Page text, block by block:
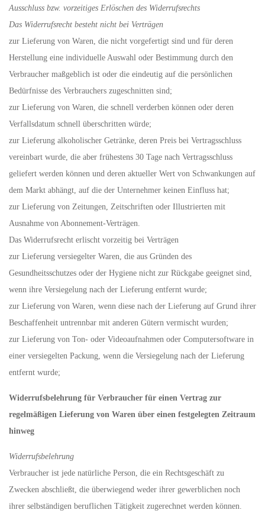
Ausschluss bzw. vorzeitiges Erlöschen des Widerrufsrechts
Das Widerrufsrecht besteht nicht bei Verträgen
zur Lieferung von Waren, die nicht vorgefertigt sind und für deren
Herstellung eine individuelle Auswahl oder Bestimmung durch den
Verbraucher maßgeblich ist oder die eindeutig auf die persönlichen
Bedürfnisse des Verbrauchers zugeschnitten sind;
zur Lieferung von Waren, die schnell verderben können oder deren
Verfallsdatum schnell überschritten würde;
zur Lieferung alkoholischer Getränke, deren Preis bei Vertragsschluss
vereinbart wurde, die aber frühestens 30 Tage nach Vertragsschluss
geliefert werden können und deren aktueller Wert von Schwankungen auf
dem Markt abhängt, auf die der Unternehmer keinen Einfluss hat;
zur Lieferung von Zeitungen, Zeitschriften oder Illustrierten mit
Ausnahme von Abonnement-Verträgen.
Das Widerrufsrecht erlischt vorzeitig bei Verträgen
zur Lieferung versiegelter Waren, die aus Gründen des
Gesundheitsschutzes oder der Hygiene nicht zur Rückgabe geeignet sind,
wenn ihre Versiegelung nach der Lieferung entfernt wurde;
zur Lieferung von Waren, wenn diese nach der Lieferung auf Grund ihrer
Beschaffenheit untrennbar mit anderen Gütern vermischt wurden;
zur Lieferung von Ton- oder Videoaufnahmen oder Computersoftware in
einer versiegelten Packung, wenn die Versiegelung nach der Lieferung
entfernt wurde;
Widerrufsbelehrung für Verbraucher für einen Vertrag zur
regelmäßigen Lieferung von Waren über einen festgelegten Zeitraum
hinweg
Widerrufsbelehrung
Verbraucher ist jede natürliche Person, die ein Rechtsgeschäft zu
Zwecken abschließt, die überwiegend weder ihrer gewerblichen noch
ihrer selbständigen beruflichen Tätigkeit zugerechnet werden können.